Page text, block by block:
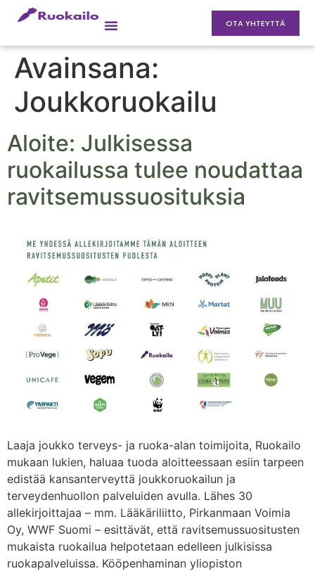
OTA YHTEYTTÄ
Avainsana:
Joukkoruokailu
Aloite: Julkisessa
ruokailussa tulee noudattaa
ravitsemussuosituksia
Laaja joukko terveys- ja ruoka-alan toimijoita, Ruokailo
mukaan lukien, haluaa tuoda aloitteessaan esiin tarpeen
edistää kansanterveyttä joukkoruokailun ja
terveydenhuollon palveluiden avulla. Lähes 30
allekirjoittajaa – mm. Lääkäriliitto, Pirkanmaan Voimia
Oy, WWF Suomi – esittävät, että ravitsemussuositusten
mukaista ruokailua helpotetaan edelleen julkisissa
ruokapalveluissa. Kööpenhaminan yliopiston